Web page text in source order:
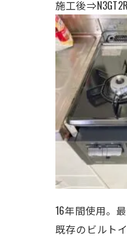
施工後
16年間使用。
既存のビルト